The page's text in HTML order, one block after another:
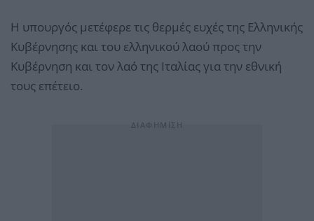
Η υπουργός μετέφερε τις θερμές ευχές της Ελληνικής
Κυβέρνησης και του ελληνικού λαού προς την
Κυβέρνηση και τον λαό της Ιταλίας για την εθνική
τους επέτειο.